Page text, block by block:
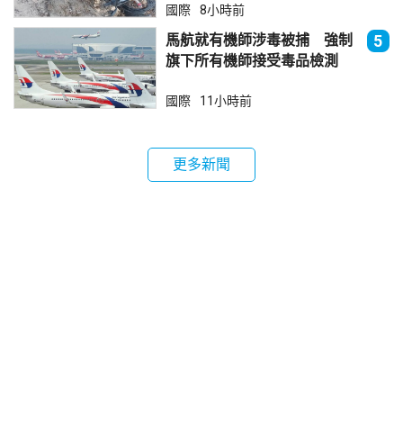
國際 8小時前
馬航就有機師涉毒被捕 強制
旗下所有機師接受毒品檢測
5
國際 11小時前
更多新聞